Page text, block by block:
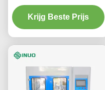
Krijg Beste Prijs